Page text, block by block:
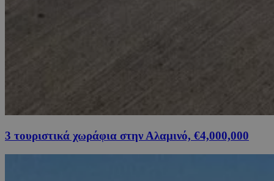
3 τουριστικά χωράφια στην Αλαμινό, €4,000,000